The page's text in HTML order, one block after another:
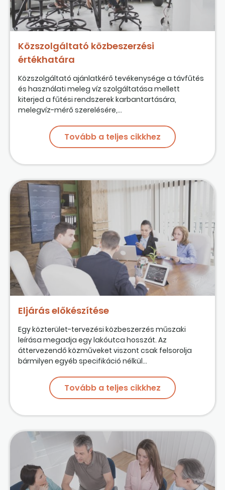
Közszolgáltató közbeszerzési
értékhatára
Közszolgáltató ajánlatkérő tevékenysége a távfűtés
és használati meleg víz szolgáltatása mellett
kiterjed a fűtési rendszerek karbantartására,
melegvíz-mérő szerelésére,...
Tovább a teljes cikkhez
Eljárás előkészítése
Egy közterület-tervezési közbeszerzés műszaki
leírása megadja egy lakóutca hosszát. Az
áttervezendő közműveket viszont csak felsorolja
bármilyen egyéb specifikáció nélkül...
Tovább a teljes cikkhez